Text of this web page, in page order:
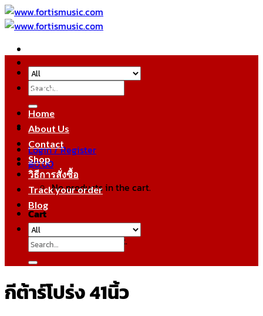
Skip
to
Search
for:
Login / Register
฿0.00
No products in the cart.
Cart
No products in the cart.
หมวดหมู่สินค้า
Home
About Us
Contact
Shop
วิธีการสั่งซื้อ
Track your order
Blog
Search
for:
กีต้าร์โปร่ง 41นิ้ว